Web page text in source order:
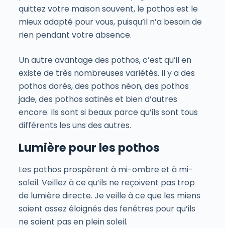
quittez votre maison souvent, le pothos est le
mieux adapté pour vous, puisqu’il n’a besoin de
rien pendant votre absence.
Un autre avantage des pothos, c’est qu’il en
existe de très nombreuses variétés. Il y a des
pothos dorés, des pothos néon, des pothos
jade, des pothos satinés et bien d’autres
encore. Ils sont si beaux parce qu’ils sont tous
différents les uns des autres.
Lumière pour les pothos
Les pothos prospèrent à mi-ombre et à mi-
soleil. Veillez à ce qu’ils ne reçoivent pas trop
de lumière directe. Je veille à ce que les miens
soient assez éloignés des fenêtres pour qu’ils
ne soient pas en plein soleil.